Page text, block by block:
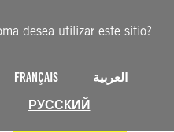
desea utilizar este sitio?
FRANÇAIS
العربية
РУССКИЙ